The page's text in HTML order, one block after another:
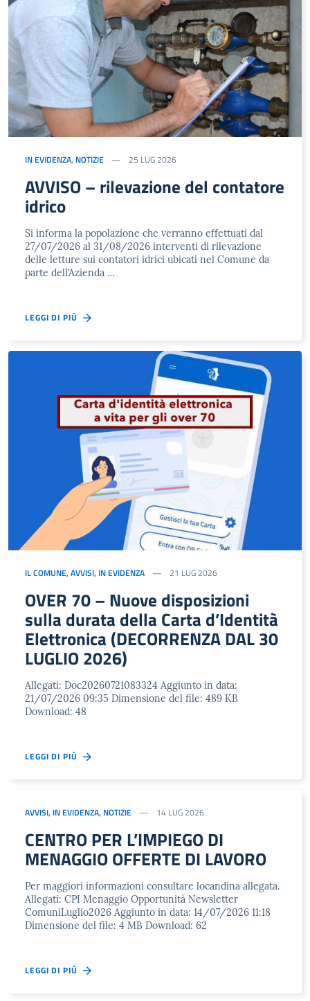
IN EVIDENZA, NOTIZIE 25 LUG 2026
AVVISO – rilevazione del contatore
idrico
Si informa la popolazione che verranno effettuati dal
27/07/2026 al 31/08/2026 interventi di rilevazione
delle letture sui contatori idrici ubicati nel Comune da
parte dell’Azienda …
LEGGI DI PIÙ
IL COMUNE, AVVISI, IN EVIDENZA 21 LUG 2026
OVER 70 – Nuove disposizioni
sulla durata della Carta d’Identità
Elettronica (DECORRENZA DAL 30
LUGLIO 2026)
Allegati: Doc20260721083324 Aggiunto in data:
21/07/2026 09:35 Dimensione del file: 489 KB
Download: 48
LEGGI DI PIÙ
AVVISI, IN EVIDENZA, NOTIZIE 14 LUG 2026
CENTRO PER L’IMPIEGO DI
MENAGGIO OFFERTE DI LAVORO
Per maggiori informazioni consultare locandina allegata.
Allegati: CPI Menaggio Opportunità Newsletter
ComuniLuglio2026 Aggiunto in data: 14/07/2026 11:18
Dimensione del file: 4 MB Download: 62
LEGGI DI PIÙ